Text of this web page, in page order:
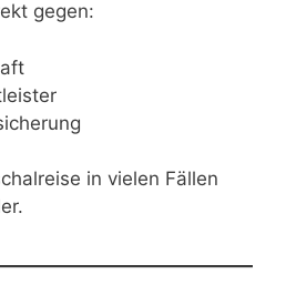
gegen:
in vielen Fällen